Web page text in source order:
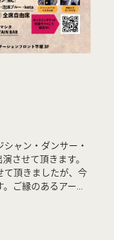
ャン・ダンサー・
させて頂きます。
て頂きましたが、今
ご縁のあるアー...